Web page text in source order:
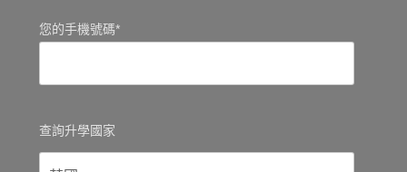
您的手機號碼*
查詢升學國家